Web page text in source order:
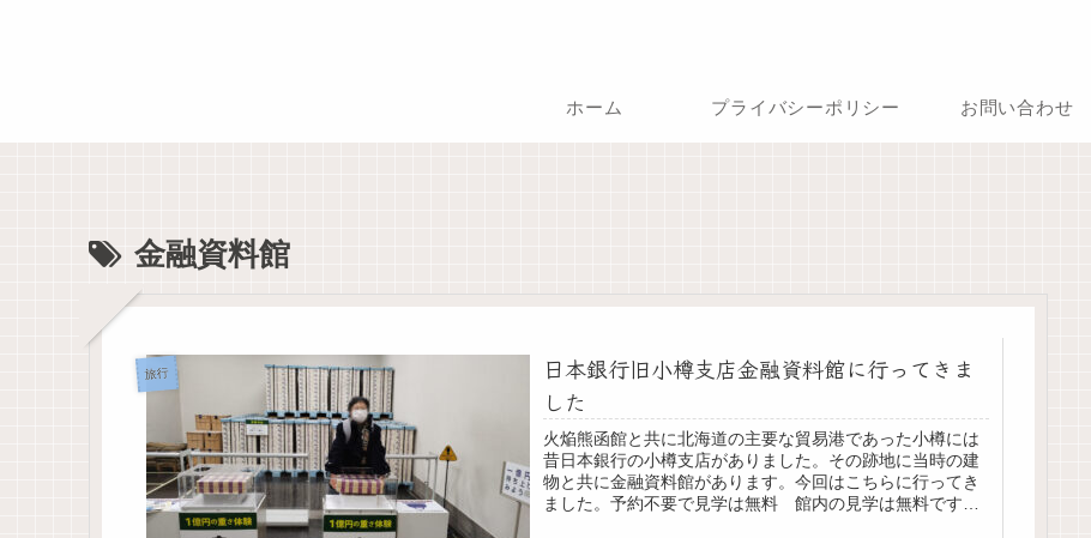
ホーム プライバシーポリシー お問い合わせ
金融資料館
旅行
日本銀行旧小樽支店金融資料館に行ってきま
した
火焔熊函館と共に北海道の主要な貿易港であった小樽には
昔日本銀行の小樽支店がありました。その跡地に当時の建
物と共に金融資料館があります。今回はこちらに行ってき
ました。予約不要で見学は無料 館内の見学は無料です。